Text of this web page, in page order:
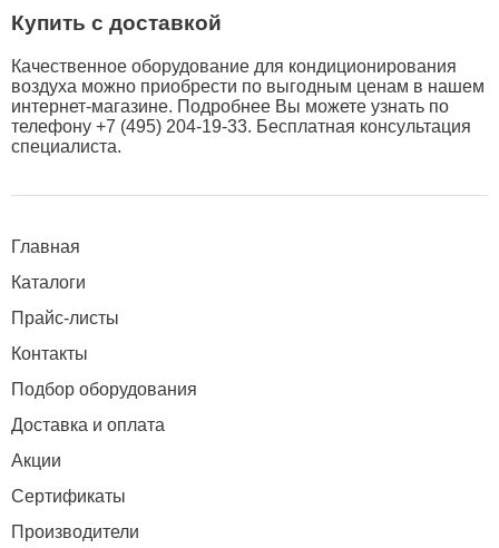
Купить с доставкой
Качественное оборудование для кондиционирования
воздуха можно приобрести по выгодным ценам в нашем
интернет-магазине. Подробнее Вы можете узнать по
телефону +7 (495) 204-19-33. Бесплатная консультация
специалиста.
Главная
Каталоги
Прайс-листы
Контакты
Подбор оборудования
Доставка и оплата
Акции
Сертификаты
Производители